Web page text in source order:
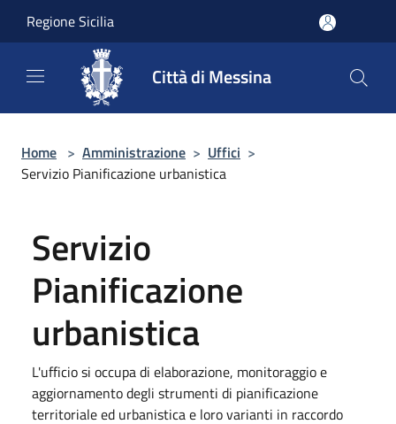
Regione Sicilia
Città di Messina
Home > Amministrazione > Uffici >
Servizio Pianificazione urbanistica
Servizio
Pianificazione
urbanistica
L'ufficio si occupa di elaborazione, monitoraggio e
aggiornamento degli strumenti di pianificazione
territoriale ed urbanistica e loro varianti in raccordo